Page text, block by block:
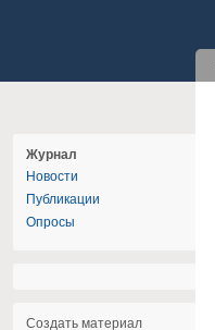
Журнал
Новости
Публикации
Опросы
Создать материал